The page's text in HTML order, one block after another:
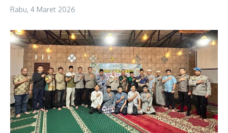
Rabu, 4 Maret 2026